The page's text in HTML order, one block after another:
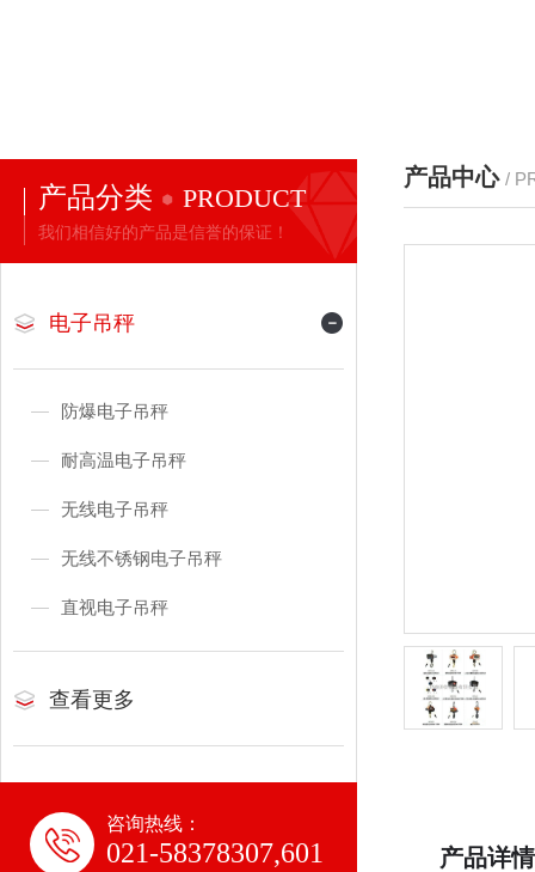
产品分类 PRODUCT
我们相信好的产品是信誉的保证！
电子吊秤
防爆电子吊秤
耐高温电子吊秤
无线电子吊秤
无线不锈钢电子吊秤
直视电子吊秤
查看更多
咨询热线：
021-58378307,601
产品中心 /
产品详情